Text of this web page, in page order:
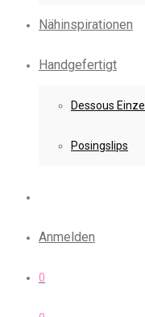
Nähinspirationen
Handgefertigt
Dessous
Posingslips
Anmelden
0